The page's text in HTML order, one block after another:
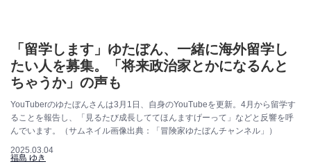
「留学します」ゆたぼん、一緒に海外留学し
たい人を募集。「将来政治家とかになるんと
ちゃうか」の声も
YouTuberのゆたぼんさんは3月1日、自身のYouTubeを更新。4月から留学す
ることを報告し、「見るたび成長しててほんますげーって」などと反響を呼
んでいます。（サムネイル画像出典：「冒険家ゆたぼんチャンネル」）
2025.03.04
福島 ゆき